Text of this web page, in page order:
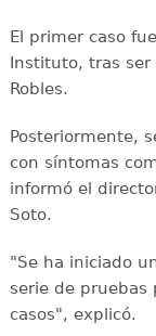
El primer caso
Instituto, tras ser
Robles.
Posteriormente,
con síntomas
informó el
Soto.
"Se ha iniciado
serie de pruebas
casos", explicó.